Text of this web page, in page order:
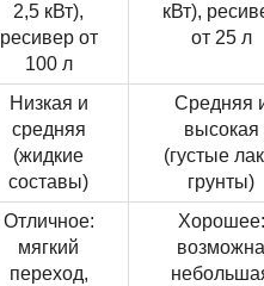
2,5 кВт),
ресивер от
100 л
кВт),
от 25 л
Низкая и
средняя
(жидкие
составы)
Средняя
высокая
(густые
грунты)
Отличное:
мягкий
переход,
Хорошее: